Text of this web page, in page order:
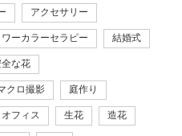
アクセサリー
ワーカラーセラピー 結婚式
全な花
クロ撮影 庭作り
オフィス 生花 造花